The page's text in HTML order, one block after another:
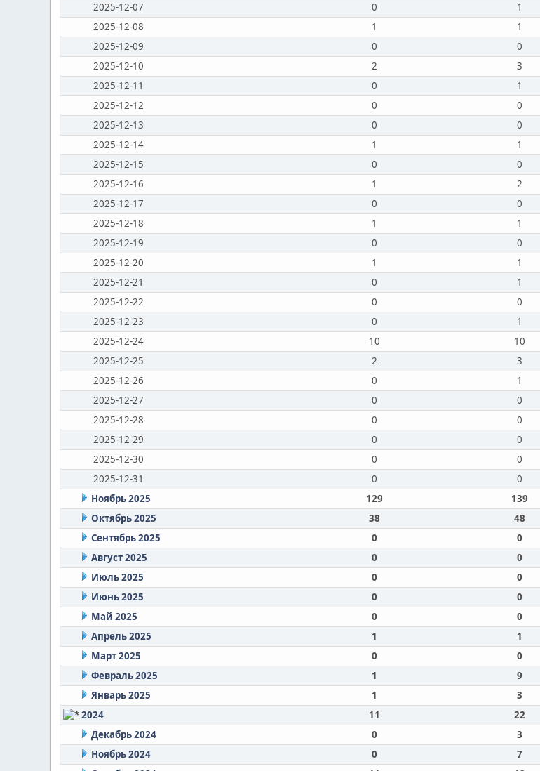
2025-12-07
0 1
2025-12-08
1 1
2025-12-09
0 0
2025-12-10
2 3
2025-12-11
0 1
2025-12-12
0 0
2025-12-13
0 0
2025-12-14
1 1
2025-12-15
0 0
2025-12-16
1 2
2025-12-17
0 0
2025-12-18
1 1
2025-12-19
0 0
2025-12-20
1 1
2025-12-21
0 1
2025-12-22
0 0
2025-12-23
0 1
2025-12-24
10 10
2025-12-25
2 3
2025-12-26
0 1
2025-12-27
0 0
2025-12-28
0 0
2025-12-29
0 0
2025-12-30
0 0
2025-12-31
0 0
Ноябрь 2025
129 139
Октябрь 2025
38 48
Сентябрь 2025
0 0
Август 2025
0 0
Июль 2025
0 0
Июнь 2025
0 0
Май 2025
0 0
Апрель 2025
1 1
Март 2025
0 0
Февраль 2025
1 9
Январь 2025
1 3
2024
11 22
Декабрь 2024
0 3
Ноябрь 2024
0 7